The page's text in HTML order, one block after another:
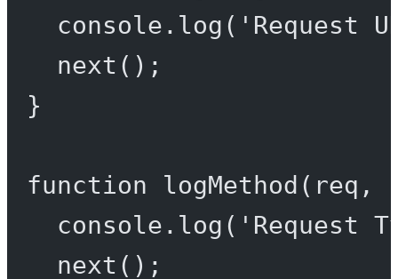
console. log ( 'Request
next ();
}
function logMethod ( req ,
console. log ( 'Request
next ();